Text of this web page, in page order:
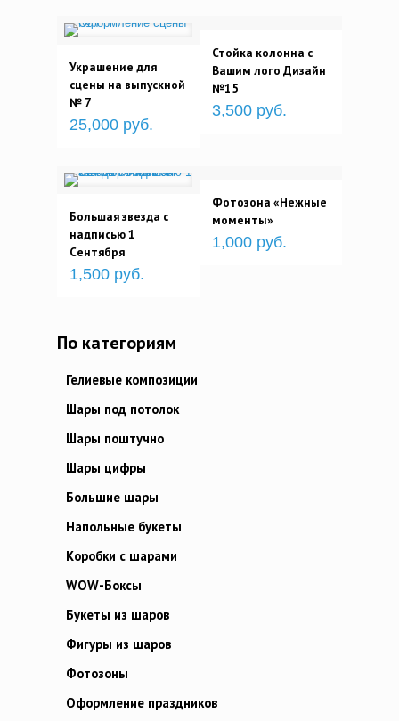
Украшение для
сцены на выпускной
№ 7
25,000 руб.
Стойка колонна с
Вашим лого Дизайн
№15
3,500 руб.
Большая звезда с
надписью 1
Сентября
1,500 руб.
Фотозона «Нежные
моменты»
1,000 руб.
По категориям
Гелиевые композиции
Шары под потолок
Шары поштучно
Шары цифры
Большие шары
Напольные букеты
Коробки с шарами
WOW-Боксы
Букеты из шаров
Фигуры из шаров
Фотозоны
Оформление праздников